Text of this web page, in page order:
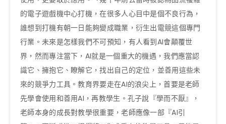
的電子遊戲機中心打機，在很多人心目中是個不良行為，
誰想到打機有朝一日能夠變成職業，衍生出電競這個專門
行業。未來是怎樣我們不可預知，有人看到AI會顛覆世
界，然而專注當下，AI就是一個重大的機遇，我們應當認
識它、擁抱它、瞭解它，找出自己的定位，並善用這些未
來的競爭力工具。教育界要走在AI的浪尖上，首要是老師
先學會使用和善用AI，再教學生。孔子說『學而不厭』，
老師本身的成長對教學很重要，老師應像一部『AI引